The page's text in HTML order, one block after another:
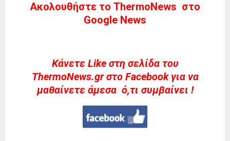
Ακολουθήστε το ThermoNews στο
Google News
Kάνετε Like στη σελίδα του
ThermoNews.gr στο Facebook για να
μαθαίνετε άμεσα ό,τι συμβαίνει !